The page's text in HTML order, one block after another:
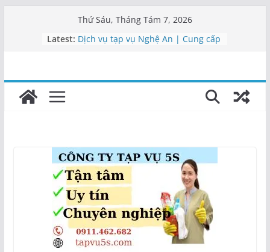
Thứ Sáu, Tháng Tám 7, 2026
Latest: Cung cấp nhân viên vệ sinh Nghệ
An
Vệ sinh công nghiệp Nghệ An –